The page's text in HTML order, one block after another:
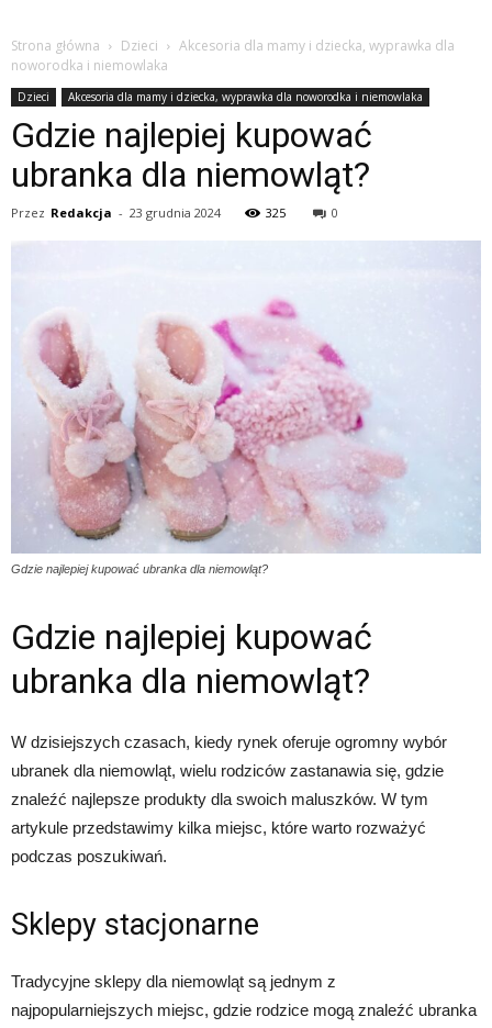
Strona główna Dzieci
Akcesoria dla mamy i dziecka, wyprawka dla
noworodka i niemowlaka
Dzieci Akcesoria dla mamy i dziecka, wyprawka dla noworodka i niemowlaka
Gdzie najlepiej kupować
ubranka dla niemowląt?
Przez Redakcja - 23 grudnia 2024 325 0
Gdzie najlepiej kupować ubranka dla niemowląt?
Gdzie najlepiej kupować
ubranka dla niemowląt?
W dzisiejszych czasach, kiedy rynek oferuje ogromny wybór
ubranek dla niemowląt, wielu rodziców zastanawia się, gdzie
znaleźć najlepsze produkty dla swoich maluszków. W tym
artykule przedstawimy kilka miejsc, które warto rozważyć
podczas poszukiwań.
Sklepy stacjonarne
Tradycyjne sklepy dla niemowląt są jednym z
najpopularniejszych miejsc, gdzie rodzice mogą znaleźć ubranka